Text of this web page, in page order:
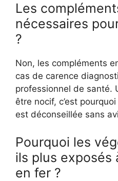
Les
nécessaires
?
Non, les compléments
cas de carence
professionnel de santé.
être nocif, c’est
est déconseillée sans
Pourquoi les
ils plus exposés
en fer ?